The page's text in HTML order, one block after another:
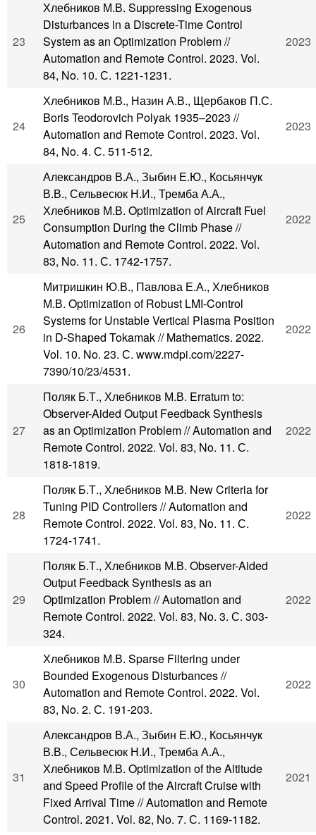
23
Хлебников М.В. Suppressing Exogenous
Disturbances in a Discrete-Time Control
System as an Optimization Problem //
Automation and Remote Control. 2023. Vol.
84, No. 10. С. 1221-1231.
2023
24
Хлебников М.В., Назин А.В., Щербаков П.С.
Boris Teodorovich Polyak 1935–2023 //
Automation and Remote Control. 2023. Vol.
84, No. 4. С. 511-512.
2023
25
Александров В.А., Зыбин Е.Ю., Косьянчук
В.В., Сельвесюк Н.И., Тремба А.А.,
Хлебников М.В. Optimization of Aircraft Fuel
Consumption During the Climb Phase //
Automation and Remote Control. 2022. Vol.
83, No. 11. С. 1742-1757.
2022
26
Митришкин Ю.В., Павлова Е.А., Хлебников
М.В. Optimization of Robust LMI-Control
Systems for Unstable Vertical Plasma Position
in D-Shaped Tokamak // Mathematics. 2022.
Vol. 10. No. 23. С. www.mdpi.com/2227-
7390/10/23/4531.
2022
27
Поляк Б.Т., Хлебников М.В. Erratum to:
Observer-Aided Output Feedback Synthesis
as an Optimization Problem // Automation and
Remote Control. 2022. Vol. 83, No. 11. С.
1818-1819.
2022
28
Поляк Б.Т., Хлебников М.В. New Criteria for
Tuning PID Controllers // Automation and
Remote Control. 2022. Vol. 83, No. 11. С.
1724-1741.
2022
29
Поляк Б.Т., Хлебников М.В. Observer-Aided
Output Feedback Synthesis as an
Optimization Problem // Automation and
Remote Control. 2022. Vol. 83, No. 3. С. 303-
324.
2022
30
Хлебников М.В. Sparse Filtering under
Bounded Exogenous Disturbances //
Automation and Remote Control. 2022. Vol.
83, No. 2. С. 191-203.
2022
31
Александров В.А., Зыбин Е.Ю., Косьянчук
В.В., Сельвесюк Н.И., Тремба А.А.,
Хлебников М.В. Optimization of the Altitude
and Speed Profile of the Aircraft Cruise with
Fixed Arrival Time // Automation and Remote
Control. 2021. Vol. 82, No. 7. С. 1169-1182.
2021